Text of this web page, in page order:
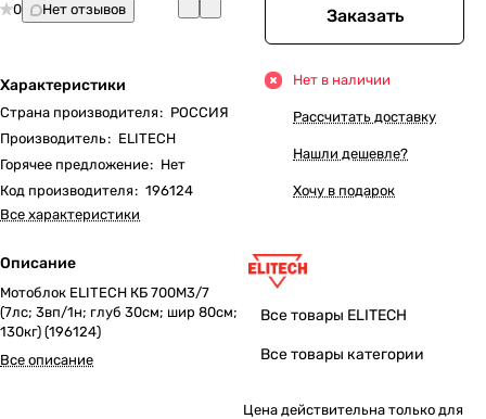
0 Нет отзывов
Характеристики
Страна производителя: РОССИЯ
Производитель: ELITECH
Горячее предложение: Нет
Код производителя: 196124
Все характеристики
Описание
Мотоблок ELITECH КБ 700М3/7
(7лс; 3вп/1н; глуб 30см; шир 80см;
130кг) (196124)
Все описание
Заказать
Нет в наличии
Рассчитать доставку
Нашли дешевле?
Хочу в подарок
Все товары ELITECH
Все товары категории
Цена действительна только для